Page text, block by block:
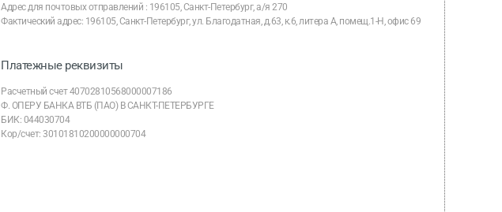
Адрес для почтовых отправлений : 196105, Санкт-Петербург, а/я 270
Фактический адрес: 196105, Санкт-Петербург, ул. Благодатная, д.63, к.6, литера А, помещ.1-Н, офис 69
Платежные реквизиты
Расчетный счет 40702810568000007186
Ф. ОПЕРУ БАНКА ВТБ (ПАО) В САНКТ-ПЕТЕРБУРГЕ
БИК: 044030704
Кор/счет: 30101810200000000704